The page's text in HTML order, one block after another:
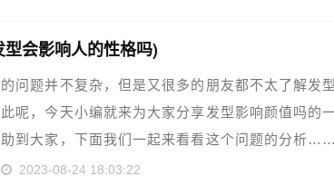
会影响人的性格吗)
问题并不复杂，但是又很多的朋友都不太了解发型
呢，今天小编就来为大家分享发型影响颜值吗的
到大家，下面我们一起来看看这个问题的分析……
2023-08-24 18:03:22